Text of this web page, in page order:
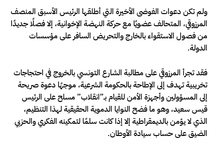
ولم تكن دعوات الفوضى الأخيرة التي أطلقها الرئيس الأسبق المنصف
المرزوقي، المتحالف عضويًا مع حركة النهضة الإخوانية، إلا فصلًا جديدًا
من فصول الاستقواء بالخارج والتحريض السافر على مؤسسات
الدولة.
فقد تجرأ المرزوقي على مطالبة الشارع التونسي بالخروج في احتجاجات
تخريبية تهدف إلى الإطاحة بالحكومة الشرعية، موجهًا دعوة صريحة
إلى المسؤولين وأجهزة الأمن للقيام بـ”انقلاب” مسلح على الرئيس
قيس سعيد، وهو ما فضح النوايا الدموية الحقيقية لهذا التنظيم،
الذي لا يؤمن بالديمقراطية إلا إذا كانت سلمًا لتمكينه الفكري والحزبي
الضيق على حساب سيادة الأوطان.